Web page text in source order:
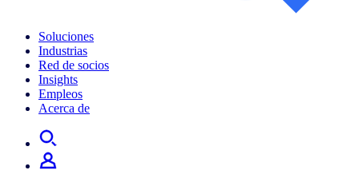
Soluciones
Industrias
Red de socios
Insights
Empleos
Acerca de